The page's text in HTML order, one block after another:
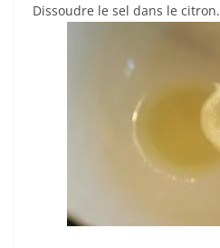
Dissoudre le sel dans le citron.